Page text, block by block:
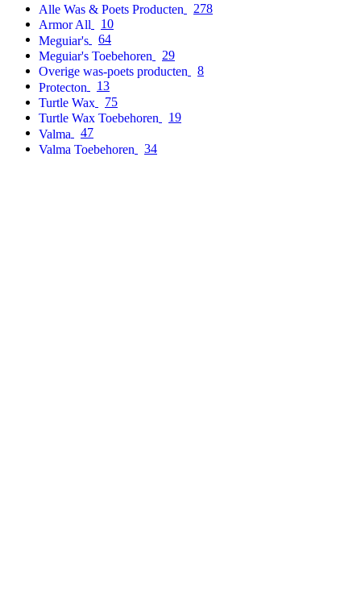
Alle Was & Poets Producten
278
Armor All
10
Meguiar's
64
Meguiar's Toebehoren
29
Overige was-poets producten
8
Protecton
13
Turtle Wax
75
Turtle Wax Toebehoren
19
Valma
47
Valma Toebehoren
34